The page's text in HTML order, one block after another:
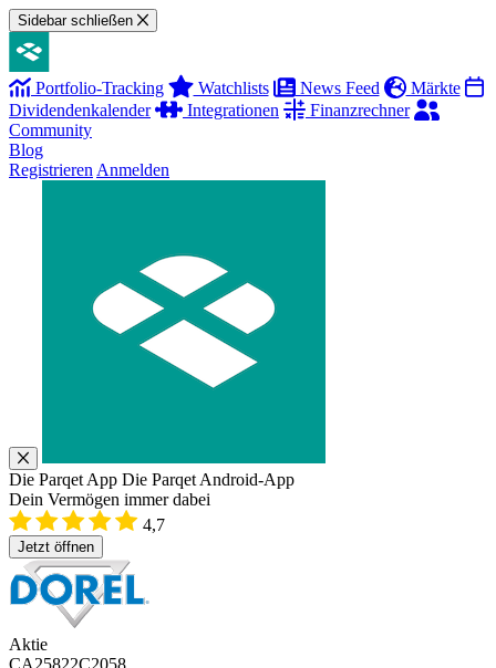
Sidebar schließen
Portfolio-Tracking Watchlists News Feed
Märkte
Dividendenkalender
Integrationen
Finanzrechner
Community
Blog
Registrieren Anmelden
Die Parqet App Die Parqet Android-App
Dein Vermögen immer dabei
4,7
Jetzt öffnen
Aktie
CA25822C2058